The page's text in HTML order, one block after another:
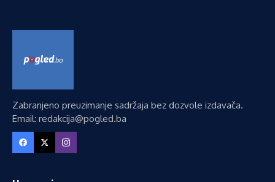
Zabranjeno preuzimanje sadržaja bez dozvole izdavača.
Email: redakcija@pogled.ba